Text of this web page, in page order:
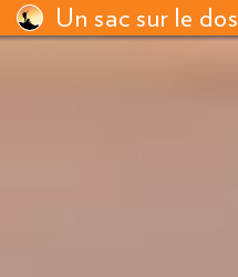
Un sac sur le dos